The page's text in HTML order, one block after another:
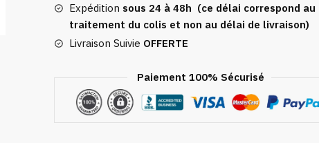
Exotique
Rouge
Expédition sous 24 à 48h (ce délai correspond au
traitement du colis et non au délai de livraison)
Livraison Suivie OFFERTE
Paiement 100% Sécurisé